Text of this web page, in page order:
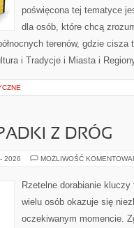
poświęcona tej tematyce
dla osób, które chcą
terenów, gdzie cisza
i Tradycje i Miasta i
Z DRÓG
2026 MOŻLIWOŚĆ
Rzetelne dorabianie
wielu osób okazuje się
oczekiwanym momencie.